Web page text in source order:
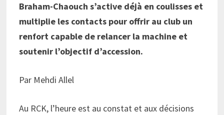
Braham-Chaouch s’active déjà en coulisses et
multiplie les contacts pour offrir au club un
renfort capable de relancer la machine et
soutenir l’objectif d’accession.
Par Mehdi Allel
Au RCK, l’heure est au constat et aux décisions